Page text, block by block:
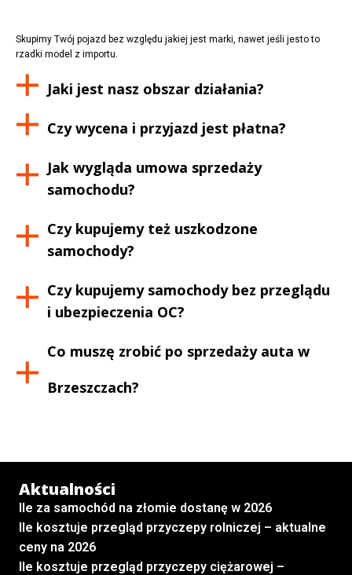
Skupimy Twój pojazd bez względu jakiej jest marki, nawet jeśli jesto to
rzadki model z importu.
Jaki jest nasz obszar działania?
Czy wycena i przyjazd jest płatna?
Jak wygląda umowa sprzedaży
samochodu?
Czy kupujemy też uszkodzone
samochody?
Czy kupujemy samochody bez przeglądu
i ubezpieczenia OC?
Co muszę zrobić po sprzedaży auta w
Brzeszczach?
Aktualności
Ile za samochód na złomie dostanę w 2026
Ile kosztuje przegląd przyczepy rolniczej – aktualne
ceny na 2026
Ile kosztuje przegląd przyczepy ciężarowej –